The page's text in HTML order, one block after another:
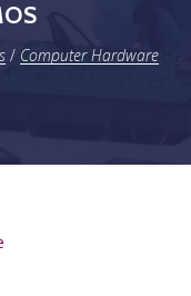
/ Computer Hardware